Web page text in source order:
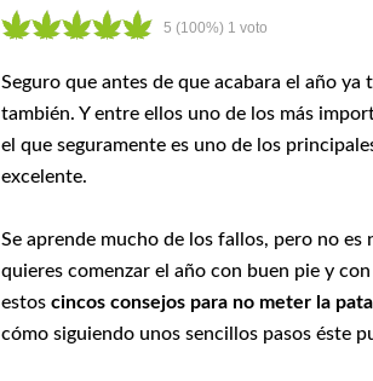
5 (100%) 1 voto
Seguro que antes de que acabara el año
también. Y entre ellos uno de los más
el que seguramente es uno de los
excelente.
Se aprende mucho de los fallos, pero no
quieres comenzar el año con buen pie y
estos cincos consejos para no meter la pata
cómo siguiendo unos sencillos pasos éste